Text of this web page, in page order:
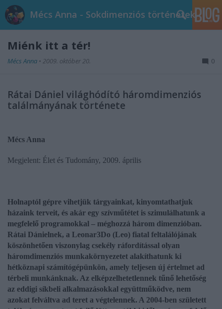
Mécs Anna - Sokdimenziós történetek
Miénk itt a tér!
Mécs Anna • 2009. október 20. 0
Rátai Dániel világhódító háromdimenziós
találmányának története
Mécs Anna
Megjelent: Élet és Tudomány, 2009. április
Holnaptól gépre vihetjük tárgyainkat, kinyomtathatjuk
házaink terveit, és akár egy szívműtétet is szimulálhatunk a
megfelelő programokkal – méghozzá három dimenzióban.
Rátai Dánielnek, a Leonar3Do (Leo) fiatal feltalálójának
köszönhetően viszonylag csekély ráfordítással olyan
háromdimenziós munkakörnyezetet alakíthatunk ki
hétköznapi számítógépünkön, amely teljesen új értelmet ad
térbeli munkánknak. Az elképzelhetetlennek tűnő lehetőség
az eddigi síkbeli alkalmazásokkal együttműködve, nem
azokat felváltva ad teret a végtelennek. A 2004-ben született